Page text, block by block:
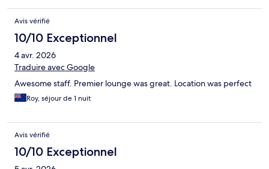
Avis vérifié
10/10 Exceptionnel
4 avr. 2026
Traduire avec Google
Awesome staff. Premier lounge was great. Location was perfect
Roy, séjour de 1 nuit
Avis vérifié
10/10 Exceptionnel